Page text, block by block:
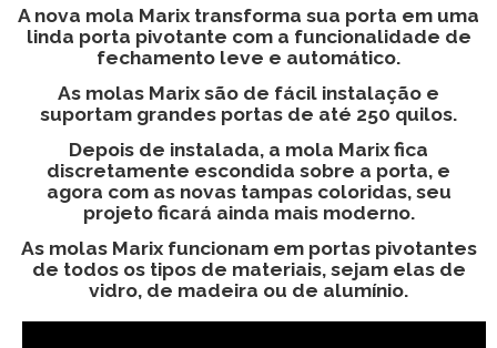
A nova mola Marix transforma sua porta em uma
linda porta pivotante com a funcionalidade de
fechamento leve e automático.
As molas Marix são de fácil instalação e
suportam grandes portas de até 250 quilos.
Depois de instalada, a mola Marix fica
discretamente escondida sobre a porta, e
agora com as novas tampas coloridas, seu
projeto ficará ainda mais moderno.
As molas Marix funcionam em portas pivotantes
de todos os tipos de materiais, sejam elas de
vidro, de madeira ou de alumínio.